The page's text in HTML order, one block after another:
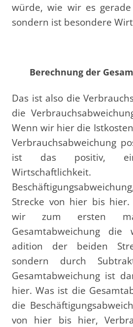
würde, wie wir es
sondern ist besondere
Berechnung der
Das ist also die
die
Wenn wir hier die
Verbrauchsabweichung
ist das positiv,
Strecke von hier bis
wir zum ersten
Gesamtabweichung
adition der beiden
sondern durch
Gesamtabweichung ist
hier. Was ist die
die
von hier bis hier,